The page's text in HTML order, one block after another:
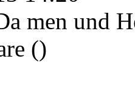
men und
()